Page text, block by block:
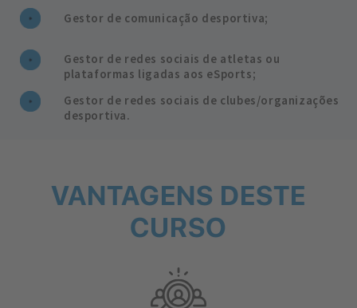
Gestor de comunicação desportiva;
Gestor de redes sociais de atletas ou
plataformas ligadas aos eSports;
Gestor de redes sociais de clubes/organizações
desportiva.
VANTAGENS DESTE
CURSO